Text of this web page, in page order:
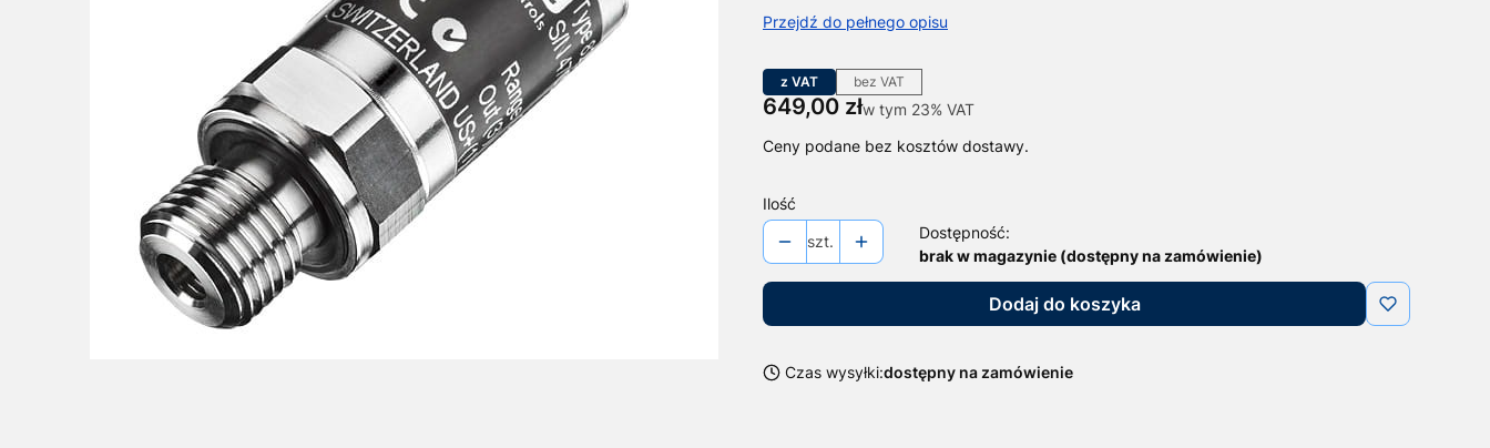
Przejdź do pełnego opisu
z VAT bez VAT
Cena
649,00 złw tym 23% VAT
w tym 23% VAT
Ceny podane bez kosztów dostawy.
Ilość
szt.
Dostępność:
brak w magazynie (dostępny na zamówienie)
Dodaj do koszyka
Czas wysyłki:dostępny na zamówienie